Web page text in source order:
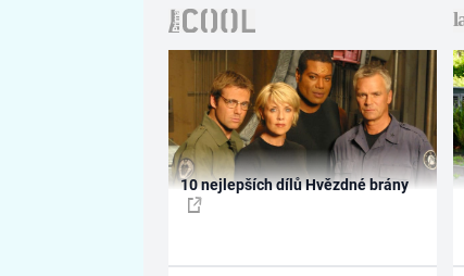
10 nejlepších dílů Hvězdné brány